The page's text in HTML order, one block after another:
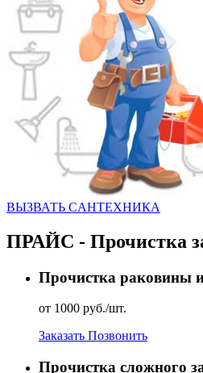
ВЫЗВАТЬ CАНТЕХНИКА
ПРАЙС - Прочистка
Прочистка раковины
от 1000 руб./шт.
Заказать Позвонить
Прочистка сложного